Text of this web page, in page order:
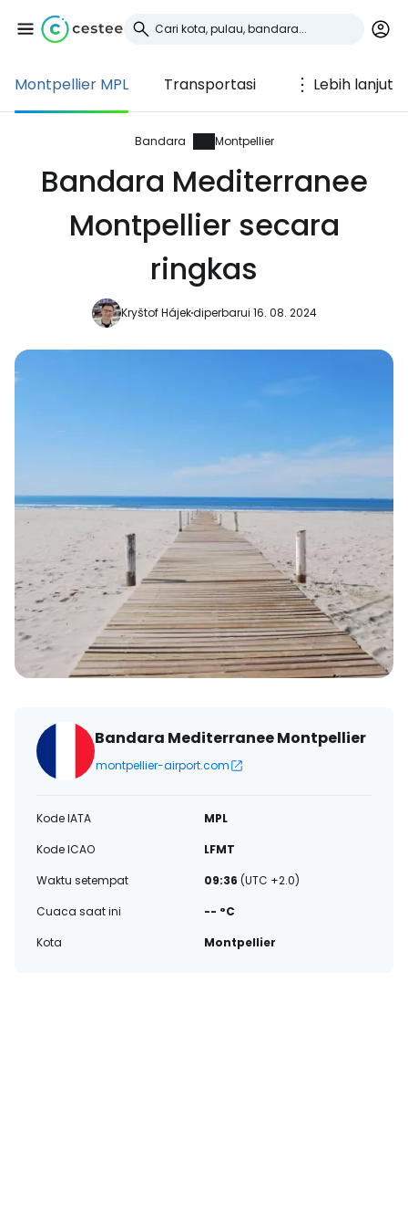
Montpellier MPL Transportasi Lebih lanjut
Bandara Montpellier
Bandara Mediterranee
Montpellier secara
ringkas
Kryštof Hájekdiperbarui 16. 08. 2024
Bandara Mediterranee Montpellier
montpellier-airport.com
Kode IATA
MPL
Kode ICAO
LFMT
Waktu setempat
09:36 (UTC +2.0)
Cuaca saat ini
-- °C
Kota
Montpellier
Masuk ke Cestee
... komunitas perjalanan di seluruh dunia
Lanjutkan dengan Facebook
Lanjutkan dengan email